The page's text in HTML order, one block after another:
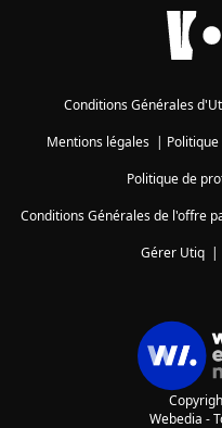
Conditions Générales
Mentions légales|
Politique de
Conditions Générales de l'offre
Gérer Utiq |
Webedia -